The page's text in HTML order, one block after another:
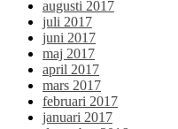
augusti 2017
juli 2017
juni 2017
maj 2017
april 2017
mars 2017
februari 2017
januari 2017